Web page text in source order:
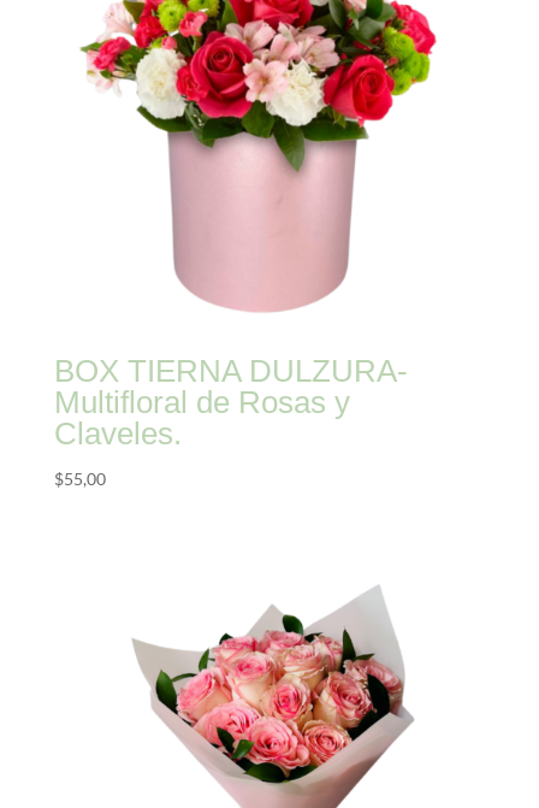
BOX TIERNA DULZURA-
Multifloral de Rosas y
Claveles.
$55,00